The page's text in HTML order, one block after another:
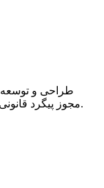
مجوز پیگرد قانونی دارد. تمام حقوق برای نیوزپاور محفوظ است.